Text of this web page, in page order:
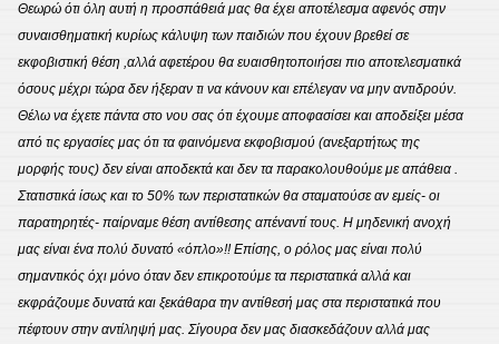
Θεωρώ ότι όλη αυτή η προσπάθειά μας θα έχει αποτέλεσμα αφενός στην
συναισθηματική κυρίως κάλυψη των παιδιών που έχουν βρεθεί σε
εκφοβιστική θέση ,αλλά αφετέρου θα ευαισθητοποιήσει πιο αποτελεσματικά
όσους μέχρι τώρα δεν ήξεραν τι να κάνουν και επέλεγαν να μην αντιδρούν.
Θέλω να έχετε πάντα στο νου σας ότι έχουμε αποφασίσει και αποδείξει μέσα
από τις εργασίες μας ότι τα φαινόμενα εκφοβισμού (ανεξαρτήτως της
μορφής τους) δεν είναι αποδεκτά και δεν τα παρακολουθούμε με απάθεια .
Στατιστικά ίσως και το 50% των περιστατικών θα σταματούσε αν εμείς- οι
παρατηρητές- παίρναμε θέση αντίθεσης απέναντί τους. Η μηδενική ανοχή
μας είναι ένα πολύ δυνατό «όπλο»!! Επίσης, ο ρόλος μας είναι πολύ
σημαντικός όχι μόνο όταν δεν επικροτούμε τα περιστατικά αλλά και
εκφράζουμε δυνατά και ξεκάθαρα την αντίθεσή μας στα περιστατικά που
πέφτουν στην αντίληψή μας. Σίγουρα δεν μας διασκεδάζουν αλλά μας